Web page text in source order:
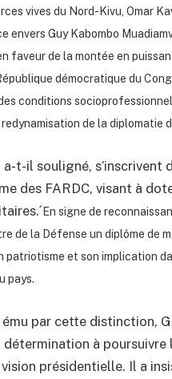
vives du Nord-Kivu, Omar
envers Guy Kabombo
faveur de la montée en
démocratique du
conditions
redynamisation de la diplomatie
t-il souligné, s’inscrivent
des FARDC, visant à
En signe de
de la Défense un diplôme de
patriotisme et son implication
pays.
par cette distinction,
à poursuivre
présidentielle. Il a